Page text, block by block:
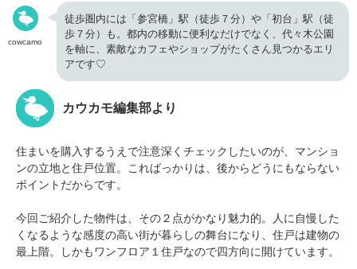
cowcamo
徒歩圏内には「参宮橋」駅（徒歩７分）や「初台」駅（徒
歩７分）も。都内の移動に便利なだけでなく、代々木公園
を軸に、素敵なカフェやショップがたくさん見つかるエリ
アです♡
カウカモ編集部より
住まいを購入するうえで注意深くチェックしたいのが、マンショ
ンの立地と住戸位置。こればっかりは、後からどうにもならない
ポイントだからです。
今回ご紹介した物件は、その２点がかなり魅力的。人に自慢した
くなるような感度の高い街が暮らしの舞台になり、住戸は建物の
最上階。しかもワンフロア１住戸なので四方向に開けています。